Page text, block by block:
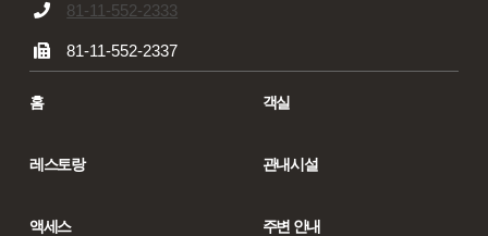
81-11-552-2333
81-11-552-2337
홈 객실
레스토랑 관내시설
액세스 주변 안내